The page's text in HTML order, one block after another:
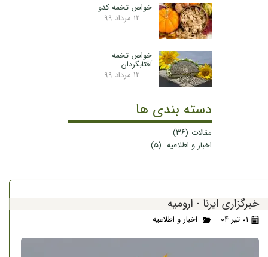
خبرگزاری ایرنا - ارومیه
۰۱ تیر ۰۴ اخبار و اطلاعیه
دسته بندی ها
خواص تخمه کدو
۱۲ مرداد ۹۹
خواص تخمه
آفتابگردان
۱۲ مرداد ۹۹
مقالات (۳۶)
اخبار و اطلاعیه (۵)